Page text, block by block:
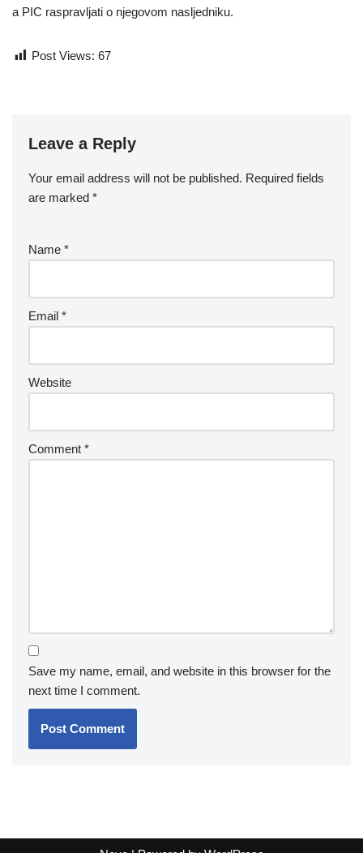
a PIC raspravljati o njegovom nasljedniku.
Post Views: 67
Leave a Reply
Your email address will not be published. Required fields
are marked *
Name *
Email *
Website
Comment *
Save my name, email, and website in this browser for the
next time I comment.